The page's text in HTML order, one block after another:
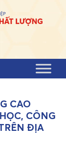
CAO
CÔNG
ĐỊA